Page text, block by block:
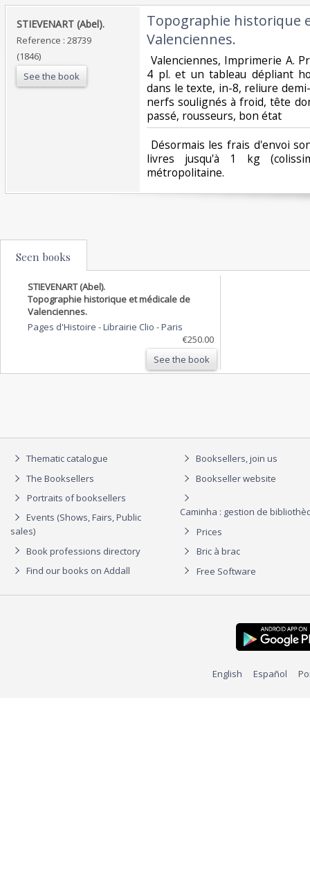
‎STIEVENART (Abel).‎
Reference : 28739
(1846)
See the book
‎Topographie historique
Valenciennes.‎
Valenciennes, Imprimerie A.
4 pl. et un tableau dépliant
dans le texte, in-8, reliure
nerfs soulignés à froid, tête
passé, rousseurs, bon état‎
Désormais les frais d'envoi
livres jusqu'à 1 kg
métropolitaine.‎
Seen books
STIEVENART (Abel).
Topographie historique et médicale de
Valenciennes.
Pages d'Histoire - Librairie Clio -Paris
€250.00
See the book
Thematic catalogue
The Booksellers
Portraits of booksellers
Events (Shows, Fairs, Public
sales)
Book professions directory
Find our books on Addall
Booksellers, join us
Bookseller website
Caminha : gestion de
Prices
Bric à brac
Free Software
English Español